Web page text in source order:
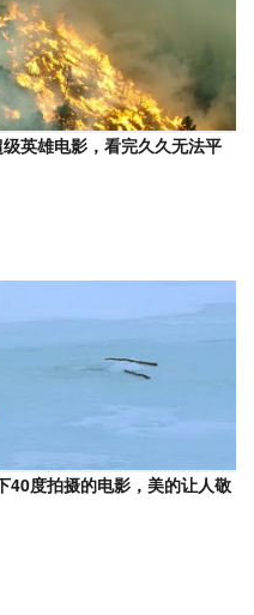
英雄电影，看完久久无法平
40度拍摄的电影，美的让人敬